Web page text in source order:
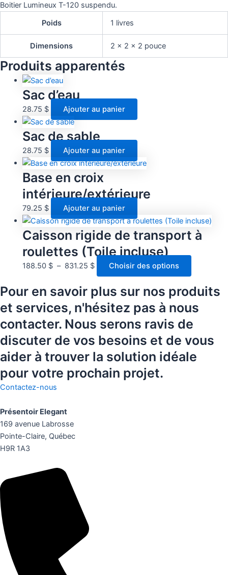
Boitier Lumineux T-120 suspendu.
Poids
1 livres
Dimensions 2 × 2 × 2 pouce
Produits apparentés
Sac d’eau
28.75 $ Ajouter au panier
Sac de sable
28.75 $ Ajouter au panier
Base en croix
intérieure/extérieure
79.25 $ Ajouter au panier
Caisson rigide de transport à
roulettes (Toile incluse)
188.50 $ – 831.25 $ Choisir des options
Pour en savoir plus sur nos produits
et services, n'hésitez pas à nous
contacter. Nous serons ravis de
discuter de vos besoins et de vous
aider à trouver la solution idéale
pour votre prochain projet.
Contactez-nous
Présentoir Elegant
169 avenue Labrosse
Pointe-Claire, Québec
H9R 1A3